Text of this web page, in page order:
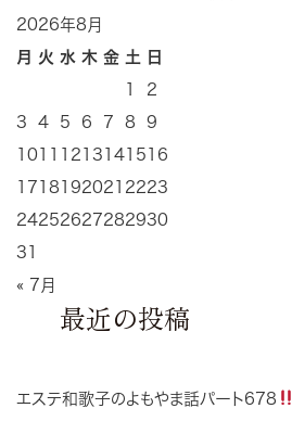
2026年8月
月
火 水 木 金 土
日
1
2
3
4 5 6 7 8
9
10 11 12 13 1415 16
17 18 192021 2223
24252627282930
31
« 7月
最近の投稿
エステ和歌子のよもやま話パート678